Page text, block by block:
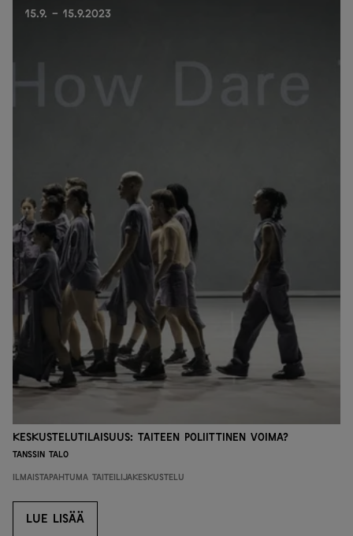
15.9. - 15.9.2023
Keskustelutilaisuus: Taiteen poliittinen voima?
Tanssin talo
Ilmaistapahtuma Taiteilijakeskustelu
LUE LISÄÄ
LUE LISÄÄ